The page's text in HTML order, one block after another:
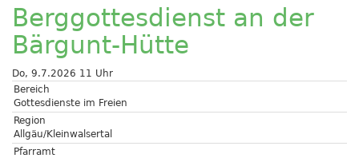
Berggottesdienst an der
Bärgunt-Hütte
Do, 9.7.2026 11 Uhr
Bereich
Gottesdienste im Freien
Region
Allgäu/Kleinwalsertal
Pfarramt